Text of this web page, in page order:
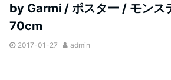
by Garmi / ポスター / モン
70cm
2017-01-27 admin